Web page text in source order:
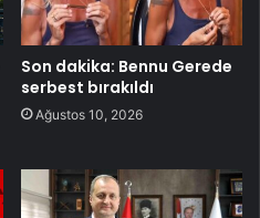
Son dakika: Bennu Gerede
serbest bırakıldı
Ağustos 10, 2026